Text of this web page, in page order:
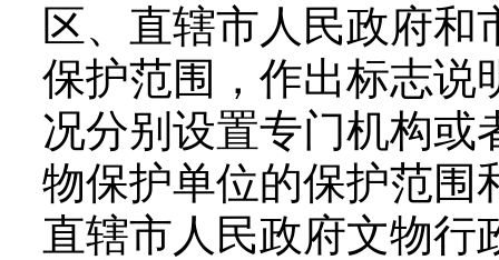
区、直辖市人民政府
保护范围，作出标志说
况分别设置专门机构或
物保护单位的保护范围
直辖市人民政府文物行